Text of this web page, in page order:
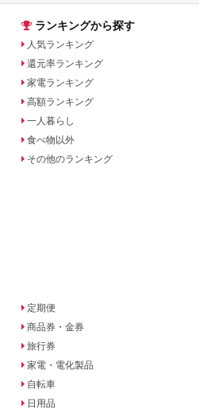
ランキングから探す
人気ランキング
還元率ランキング
家電ランキング
高額ランキング
一人暮らし
食べ物以外
その他のランキング
定期便
商品券・金券
旅行券
家電・電化製品
自転車
日用品